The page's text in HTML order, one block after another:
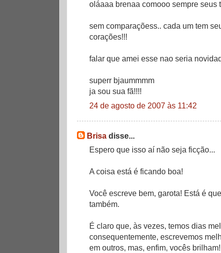
oláaaa brenaa comooo sempre seus
sem comparaçõess.. cada um tem
corações!!!
falar que amei esse nao seria
superr bjaummmm
ja sou sua fã!!!!
24 de agosto de 2007 às 11:42
Brisa disse...
Espero que isso aí não seja ficção...
A coisa está é ficando boa!
Você escreve bem, garota! Está é
também.
É claro que, às vezes, temos dias
consequentemente, escrevemos
em outros, mas, enfim, vocês brilham!